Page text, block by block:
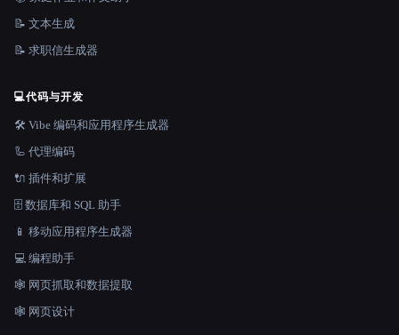
📝 文本生成
📝 求职信生成器
💻代码与开发
🛠️ Vibe 编码和应用程序生成器
🦾 代理编码
🔌 插件和扩展
🗄️ 数据库和 SQL 助手
📱 移动应用程序生成器
💻 编程助手
🕸️ 网页抓取和数据提取
🕸 网页设计